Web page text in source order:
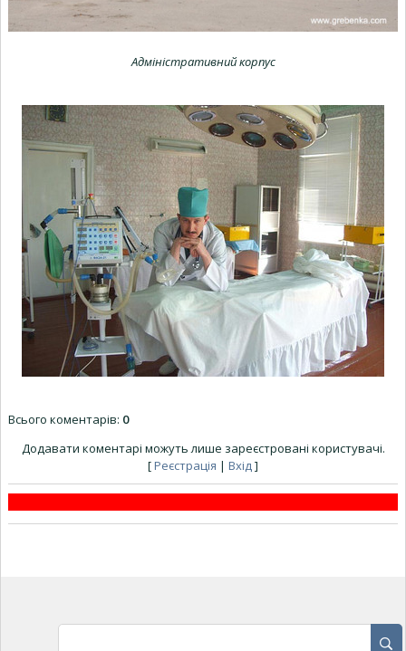
Адміністративний корпус
Всього коментарів: 0
Додавати коментарі можуть лише зареєстровані користувачі.
[Реєстрація | Вхід ]